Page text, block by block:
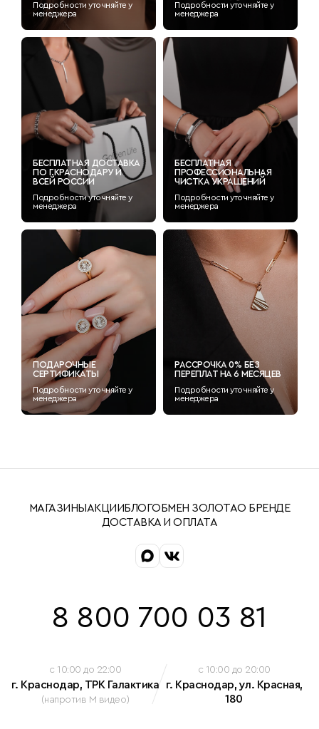
Подробности уточняйте у
менеджера
Подробности уточняйте у
менеджера
БЕСПЛАТНАЯ ДОСТАВКА
ПО Г.КРАСНОДАРУ И
ВСЕЙ РОССИИ
Подробности уточняйте у
менеджера
БЕСПЛАТНАЯ
ПРОФЕССИОНАЛЬНАЯ
ЧИСТКА УКРАШЕНИЙ
Подробности уточняйте у
менеджера
ПОДАРОЧНЫЕ
СЕРТИФИКАТЫ
Подробности уточняйте у
менеджера
РАССРОЧКА 0% БЕЗ
ПЕРЕПЛАТ НА 6 МЕСЯЦЕВ
Подробности уточняйте у
менеджера
МАГАЗИНЫ АКЦИИБЛОГОБМЕН ЗОЛОТАО БРЕНДЕ
ДОСТАВКА И ОПЛАТА
8 800 700 03 81
c 10:00 до 22:00
г. Краснодар, ТРК Галактика
(напротив М видео)
c 10:00 до 20:00
г. Краснодар, ул. Красная,
180